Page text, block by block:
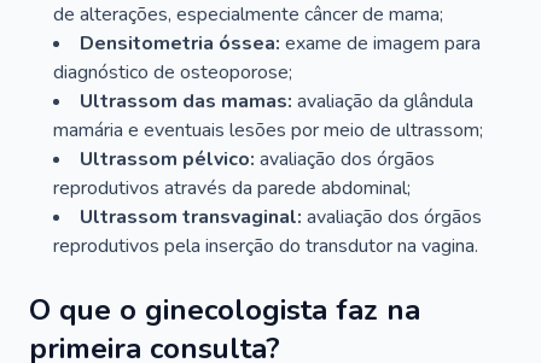
de alterações, especialmente câncer de mama;
Densitometria óssea: exame de imagem para
diagnóstico de osteoporose;
Ultrassom das mamas: avaliação da glândula
mamária e eventuais lesões por meio de ultrassom;
Ultrassom pélvico: avaliação dos órgãos
reprodutivos através da parede abdominal;
Ultrassom transvaginal: avaliação dos órgãos
reprodutivos pela inserção do transdutor na vagina.
O que o ginecologista faz na
primeira consulta?